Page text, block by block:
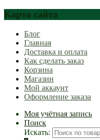
Карта сайта
Блог
Главная
Доставка и оплата
Как сделать заказ
Корзина
Магазин
Мой аккаунт
Оформление заказа
Моя учётная запись
Поиск
Искать: